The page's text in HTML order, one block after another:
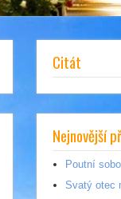
Citát
Nejnovější
Poutní
Svatý otec